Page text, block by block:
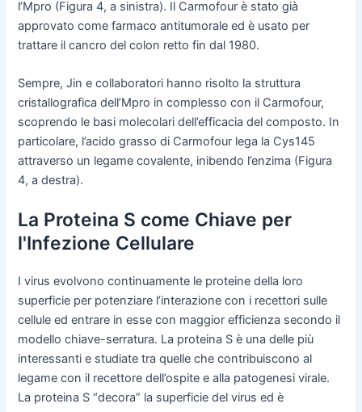
l’Mpro (Figura 4, a sinistra). Il Carmofour è stato già
approvato come farmaco antitumorale ed è usato per
trattare il cancro del colon retto fin dal 1980.
Sempre, Jin e collaboratori hanno risolto la struttura
cristallografica dell’Mpro in complesso con il Carmofour,
scoprendo le basi molecolari dell’efficacia del composto. In
particolare, l’acido grasso di Carmofour lega la Cys145
attraverso un legame covalente, inibendo l’enzima (Figura
4, a destra).
La Proteina S come Chiave per
l'Infezione Cellulare
I virus evolvono continuamente le proteine della loro
superficie per potenziare l’interazione con i recettori sulle
cellule ed entrare in esse con maggior efficienza secondo il
modello chiave-serratura. La proteina S è una delle più
interessanti e studiate tra quelle che contribuiscono al
legame con il recettore dell’ospite e alla patogenesi virale.
La proteina S “decora” la superficie del virus ed è